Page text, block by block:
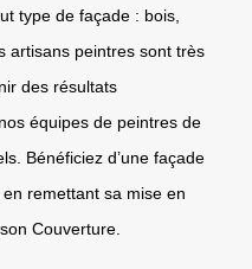
type de façade : bois,
artisans peintres sont très
des résultats
équipes de peintres de
Bénéficiez d’une façade
remettant sa mise en
Couverture.